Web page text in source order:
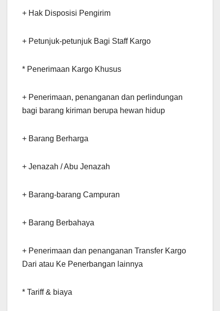
+ Hak Disposisi Pengirim
+ Petunjuk-petunjuk Bagi Staff Kargo
* Penerimaan Kargo Khusus
+ Penerimaan, penanganan dan perlindungan
bagi barang kiriman berupa hewan hidup
+ Barang Berharga
+ Jenazah / Abu Jenazah
+ Barang-barang Campuran
+ Barang Berbahaya
+ Penerimaan dan penanganan Transfer Kargo
Dari atau Ke Penerbangan lainnya
* Tariff & biaya